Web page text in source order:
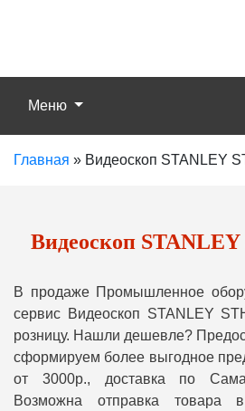
Меню
Главная » Видеоскоп STANLEY
Видеоскоп STANLEY
В продаже Промышленное
сервис Видеоскоп STANLEY
розницу. Нашли дешевле?
сформируем более выгодное
от 3000р., доставка по
Возможна отправка